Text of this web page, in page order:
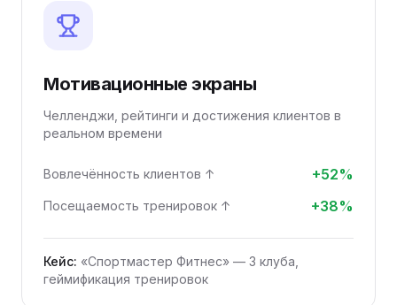
Мотивационные экраны
Челленджи, рейтинги и достижения клиентов в
реальном времени
Вовлечённость клиентов ↑ +52%
Посещаемость тренировок ↑ +38%
Кейс: «Спортмастер Фитнес» — 3 клуба,
геймификация тренировок